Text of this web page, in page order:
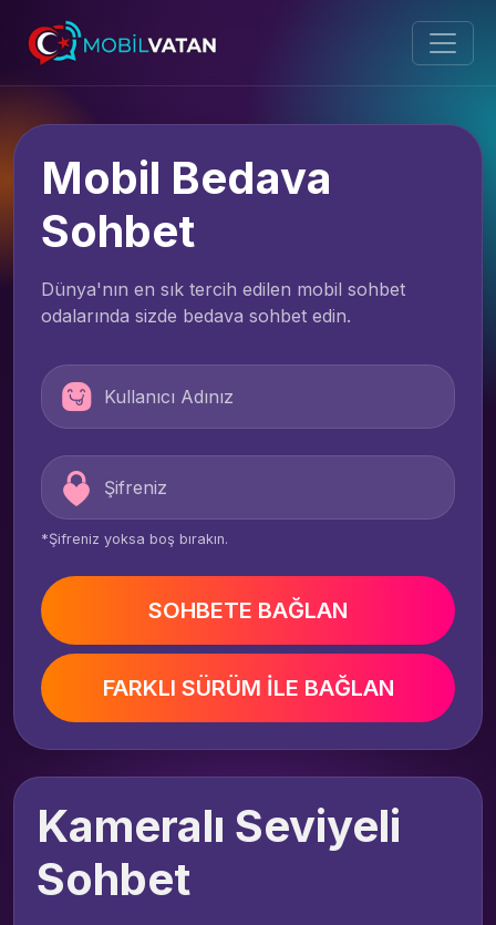
Mobil Bedava
Sohbet
Dünya'nın en sık tercih edilen mobil sohbet
odalarında sizde bedava sohbet edin.
*Şifreniz yoksa boş bırakın.
SOHBETE BAĞLAN
FARKLI SÜRÜM İLE BAĞLAN
Kameralı Seviyeli
Sohbet